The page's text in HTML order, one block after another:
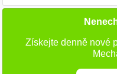
Získejte denně nové